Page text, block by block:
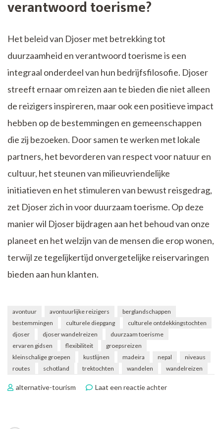
verantwoord toerisme?
Het beleid van Djoser met betrekking tot
duurzaamheid en verantwoord toerisme is een
integraal onderdeel van hun bedrijfsfilosofie. Djoser
streeft ernaar om reizen aan te bieden die niet alleen
de reizigers inspireren, maar ook een positieve impact
hebben op de bestemmingen en gemeenschappen
die zij bezoeken. Door samen te werken met lokale
partners, het bevorderen van respect voor natuur en
cultuur, het steunen van milieuvriendelijke
initiatieven en het stimuleren van bewust reisgedrag,
zet Djoser zich in voor duurzaam toerisme. Op deze
manier wil Djoser bijdragen aan het behoud van onze
planeet en het welzijn van de mensen die erop wonen,
terwijl ze tegelijkertijd onvergetelijke reiservaringen
bieden aan hun klanten.
avontuur avontuurlijke reizigers
berglandschappen
bestemmingen
culturele diepgang
culturele ontdekkingstochten
djoser
djoser wandelreizen
duurzaam toerisme
ervaren gidsen
flexibiliteit
groepsreizen
kleinschalige groepen
kustlijnen madeira nepal
niveaus
routes
schotland trektochten wandelen wandelreizen
alternative-tourism Laat een reactie achterop